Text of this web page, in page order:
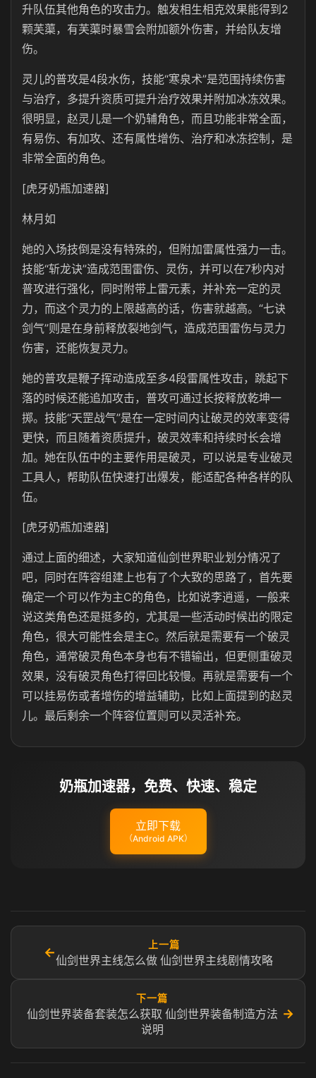
升队伍其他角色的攻击力。触发相生相克效果能得到2
颗芙蕖，有芙蕖时暴雪会附加额外伤害，并给队友增
伤。
灵儿的普攻是4段水伤，技能“寒泉术”是范围持续伤害
与治疗，多提升资质可提升治疗效果并附加冰冻效果。
很明显，赵灵儿是一个奶辅角色，而且功能非常全面，
有易伤、有加攻、还有属性增伤、治疗和冰冻控制，是
非常全面的角色。
[虎牙奶瓶加速器]
林月如
她的入场技倒是没有特殊的，但附加雷属性强力一击。
技能“斩龙诀”造成范围雷伤、灵伤，并可以在7秒内对
普攻进行强化，同时附带上雷元素，并补充一定的灵
力，而这个灵力的上限越高的话，伤害就越高。“七诀
剑气”则是在身前释放裂地剑气，造成范围雷伤与灵力
伤害，还能恢复灵力。
她的普攻是鞭子挥动造成至多4段雷属性攻击，跳起下
落的时候还能追加攻击，普攻可通过长按释放乾坤一
掷。技能“天罡战气”是在一定时间内让破灵的效率变得
更快，而且随着资质提升，破灵效率和持续时长会增
加。她在队伍中的主要作用是破灵，可以说是专业破灵
工具人，帮助队伍快速打出爆发，能适配各种各样的队
伍。
[虎牙奶瓶加速器]
通过上面的细述，大家知道仙剑世界职业划分情况了
吧，同时在阵容组建上也有了个大致的思路了，首先要
确定一个可以作为主C的角色，比如说李逍遥，一般来
说这类角色还是挺多的，尤其是一些活动时候出的限定
角色，很大可能性会是主C。然后就是需要有一个破灵
角色，通常破灵角色本身也有不错输出，但更侧重破灵
效果，没有破灵角色打得回比较慢。再就是需要有一个
可以挂易伤或者增伤的增益辅助，比如上面提到的赵灵
儿。最后剩余一个阵容位置则可以灵活补充。
奶瓶加速器，免费、快速、稳定
立即下载
（Android APK）
←
上一篇
仙剑世界主线怎么做 仙剑世界主线剧情攻略
下一篇
仙剑世界装备套装怎么获取 仙剑世界装备制造方法
说明
→